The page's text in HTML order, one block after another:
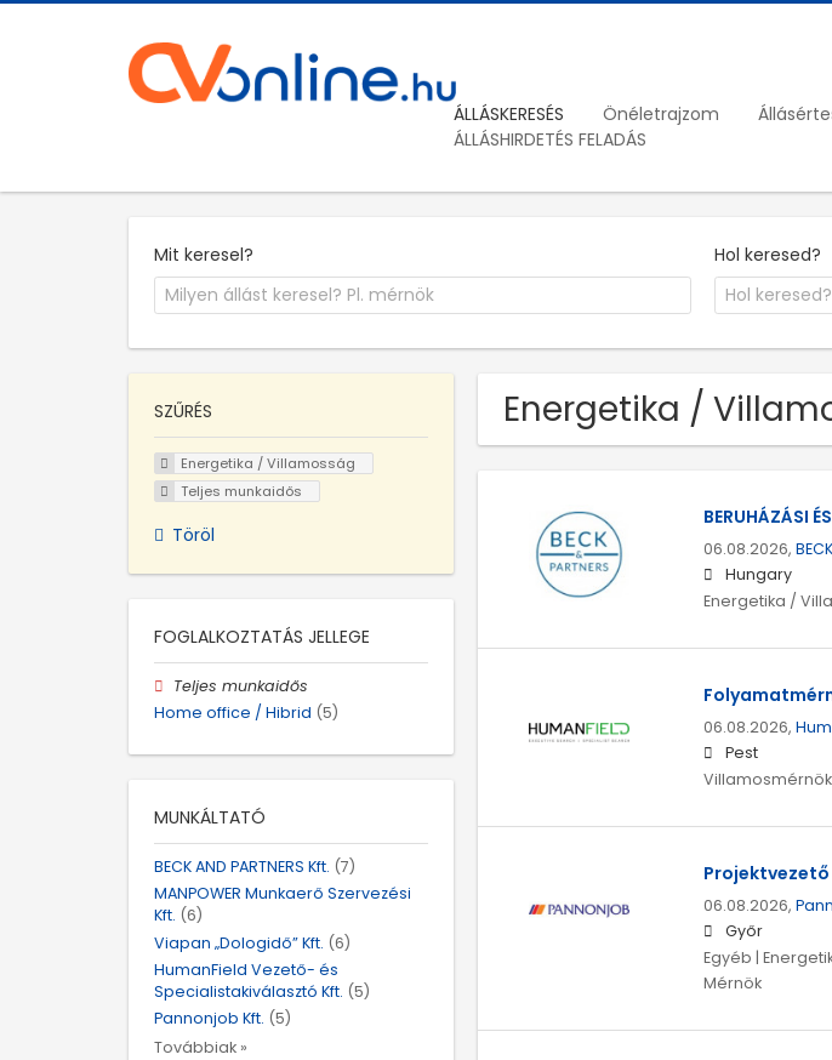
ÁLLÁSKERESÉS Önéletrajzom
ÁLLÁSHIRDETÉS FELADÁS
Mit keresel? Hol keresed?
Energetika /
BERUHÁZÁSI
06.08.2026,
Hungary
Energetika /
06.08.2026,
Pest
Villamosmérnök
06.08.2026,
Győr
Egyéb |
Mérnök
SZŰRÉS
Energetika / Villamosság
Teljes munkaidős
Töröl
FOGLALKOZTATÁS JELLEGE
Teljes munkaidős
Home office / Hibrid (5)
MUNKÁLTATÓ
BECK AND PARTNERS Kft. (7)
MANPOWER Munkaerő Szervezési
Kft. (6)
Viapan „Dologidő” Kft. (6)
HumanField Vezető- és
Specialistakiválasztó Kft. (5)
Pannonjob Kft. (5)
Továbbiak »